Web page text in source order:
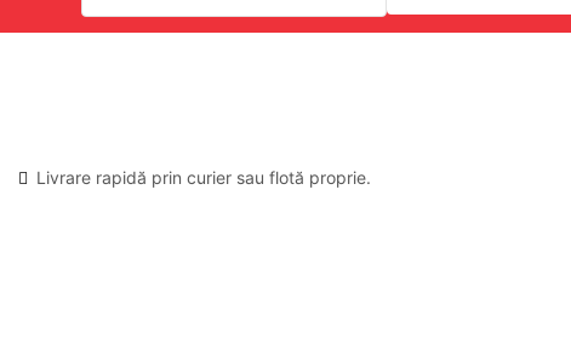
Livrare rapidă prin curier sau flotă proprie.